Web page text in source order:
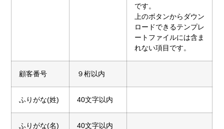
です。
上のボタンからダウン
ロードできるテンプレ
ートファイルには含ま
れない項目です。
顧客番号 ９桁以内
ふりがな(姓) 40文字以内
ふりがな(名) 40文字以内